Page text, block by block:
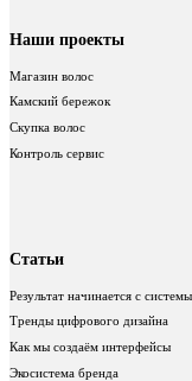
Наши проекты
Магазин волос
Камский бережок
Скупка волос
Контроль сервис
Статьи
Результат начинается с системы
Тренды цифрового дизайна
Как мы создаём интерфейсы
Экосистема бренда